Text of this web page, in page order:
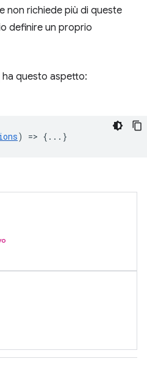
non richiede più di queste
definire un proprio
ha questo aspetto:
) => {...}